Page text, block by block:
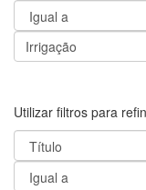
Utilizar filtros para